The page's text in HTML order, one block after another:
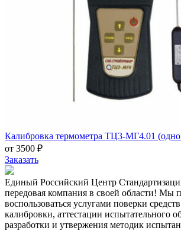
Калибровка термометра ТЦ3-МГ4.01
от 3500 ₽
Заказать
Единый Российский Центр
передовая компания в своей области! Мы
воспользоваться услугами поверки
калибровки, аттестации испытательного
разработки и утвержения методик